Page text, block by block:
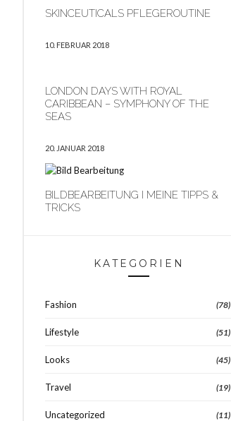
SKINCEUTICALS PFLEGEROUTINE
10. FEBRUAR 2018
LONDON DAYS WITH ROYAL
CARIBBEAN – SYMPHONY OF THE
SEAS
20. JANUAR 2018
BILDBEARBEITUNG I MEINE TIPPS &
TRICKS
KATEGORIEN
Fashion (78)
Lifestyle (51)
Looks (45)
Travel (19)
Uncategorized (11)